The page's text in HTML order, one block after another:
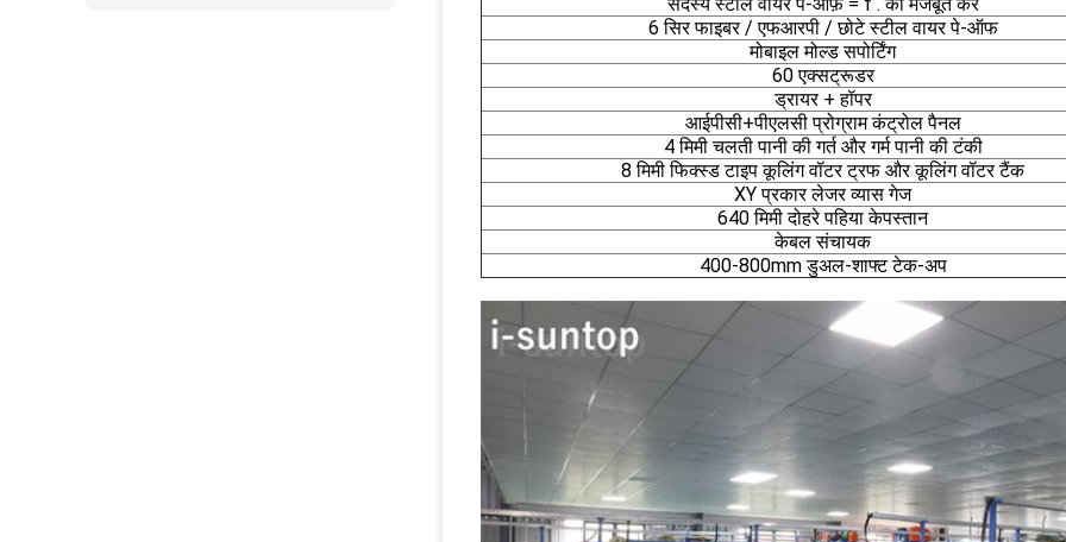
6 सिर फाइबर / एफआरपी / छोटे स्टील वायर पे-ऑफ
मोबाइल मोल्ड सपोर्टिंग
60 एक्सट्रूडर
ड्रायर + हॉपर
आईपीसी+पीएलसी प्रोग्राम कंट्रोल पैनल
4 मिमी चलती पानी की गर्त और गर्म पानी की टंकी
8 मिमी फिक्स्ड टाइप कूलिंग वॉटर ट्रफ और कूलिंग वॉटर टैंक
XY प्रकार लेजर व्यास गेज
640 मिमी दोहरे पहिया केपस्तान
केबल संचायक
400-800mm डुअल-शाफ्ट टेक-अप